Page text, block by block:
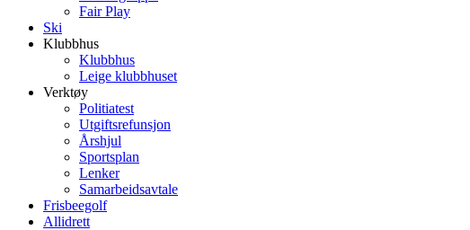
Fair Play
Ski
Klubbhus
Klubbhus
Leige klubbhuset
Verktøy
Politiatest
Utgiftsrefunsjon
Årshjul
Sportsplan
Lenker
Samarbeidsavtale
Frisbeegolf
Allidrett